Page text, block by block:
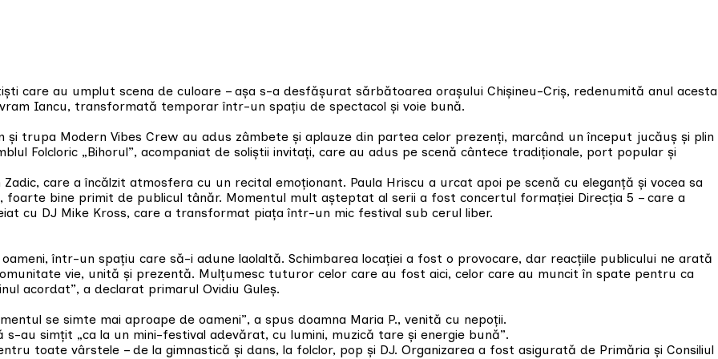
care au umplut scena de culoare – așa s-a desfășurat sărbătoarea orașului Chișineu-Criș, redenumită anul acesta
Iancu, transformată temporar într-un spațiu de spectacol și voie bună.
și trupa Modern Vibes Crew au adus zâmbete și aplauze din partea celor prezenți, marcând un început jucăuș și plin
Folcloric „Bihorul”, acompaniat de soliștii invitați, care au adus pe scenă cântece tradiționale, port popular și
care a încălzit atmosfera cu un recital emoționant. Paula Hriscu a urcat apoi pe scenă cu eleganță și vocea sa
foarte bine primit de publicul tânăr. Momentul mult așteptat al serii a fost concertul formației Direcția 5 – care a
cu DJ Mike Kross, care a transformat piața într-un mic festival sub cerul liber.
într-un spațiu care să-i adune laolaltă. Schimbarea locației a fost o provocare, dar reacțiile publicului ne arată
vie, unită și prezentă. Mulțumesc tuturor celor care au fost aici, celor care au muncit în spate pentru ca
acordat”, a declarat primarul Ovidiu Guleș.
se simte mai aproape de oameni”, a spus doamna Maria P., venită cu nepoții.
au simțit „ca la un mini-festival adevărat, cu lumini, muzică tare și energie bună”.
toate vârstele – de la gimnastică și dans, la folclor, pop și DJ. Organizarea a fost asigurată de Primăria și Consiliul